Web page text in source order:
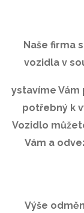
Naše firma
vozidla v
ystavíme
potřebný k
Vozidlo
Vám a
Výše